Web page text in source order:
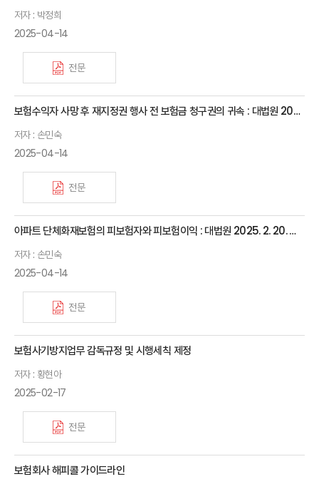
저자 : 박정희
2025-04-14
전문
보험수익자 사망 후 재지정권 행사 전 보험금 청구권의 귀속 : 대법원 2025. 2. 20. 선고 2022다306048 판결
저자 : 손민숙
2025-04-14
전문
아파트 단체화재보험의 피보험자와 피보험이익 : 대법원 2025. 2. 20. 선고 2024다210837 판결
저자 : 손민숙
2025-04-14
전문
보험사기방지업무 감독규정 및 시행세칙 제정
저자 : 황현아
2025-02-17
전문
보험회사 해피콜 가이드라인